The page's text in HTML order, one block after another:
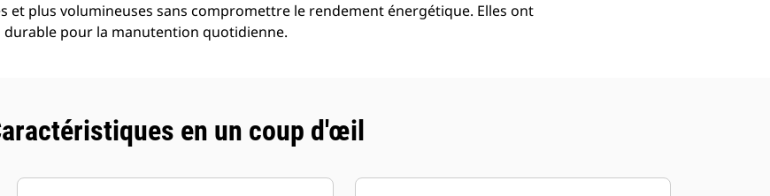
et plus volumineuses sans compromettre le rendement énergétique. Elles ont
pour la manutention quotidienne.
en un coup d'œil